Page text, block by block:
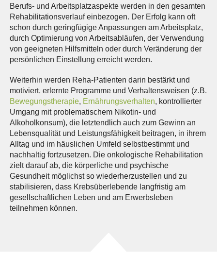
Berufs- und Arbeitsplatzaspekte werden in den gesamten
Rehabilitationsverlauf einbezogen. Der Erfolg kann oft
schon durch geringfügige Anpassungen am Arbeitsplatz,
durch Optimierung von Arbeitsabläufen, der Verwendung
von geeigneten Hilfsmitteln oder durch Veränderung der
persönlichen Einstellung erreicht werden.
Weiterhin werden Reha-Patienten darin bestärkt und
motiviert, erlernte Programme und Verhaltensweisen (z.B.
Bewegungstherapie, Ernährungsverhalten, kontrollierter
Umgang mit problematischem Nikotin- und
Alkoholkonsum), die letztendlich auch zum Gewinn an
Lebensqualität und Leistungsfähigkeit beitragen, in ihrem
Alltag und im häuslichen Umfeld selbstbestimmt und
nachhaltig fortzusetzen. Die onkologische Rehabilitation
zielt darauf ab, die körperliche und psychische
Gesundheit möglichst so wiederherzustellen und zu
stabilisieren, dass Krebsüberlebende langfristig am
gesellschaftlichen Leben und am Erwerbsleben
teilnehmen können.